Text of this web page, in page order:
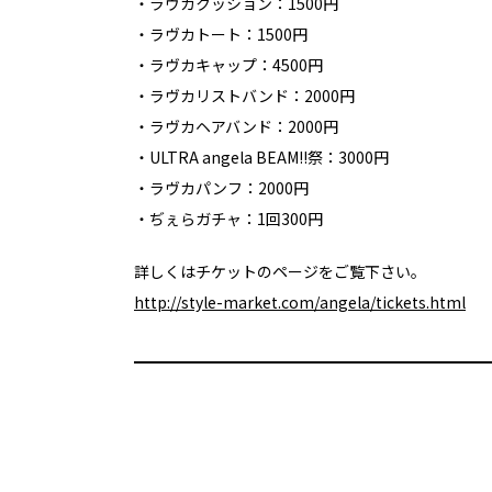
・ラヴカトート：1500円
・ラヴカキャップ：4500円
・ラヴカリストバンド：2000円
・ラヴカヘアバンド：2000円
・ULTRA angela BEAM!!祭：3000円
・ラヴカパンフ：2000円
・ぢぇらガチャ：1回300円
詳しくはチケットのページをご覧下さい。
http://style-market.com/angela/tickets.html